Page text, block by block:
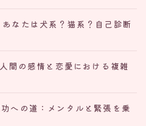
なたは犬系？猫系？自己診断
間の感情と恋愛における複雑
への道：メンタルと緊張を乗